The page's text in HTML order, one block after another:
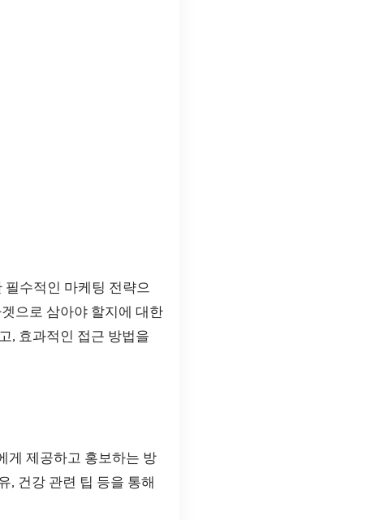
수적인 마케팅 전략으
으로 삼아야 할지에 대한
, 효과적인 접근 방법을
게 제공하고 홍보하는 방
, 건강 관련 팁 등을 통해